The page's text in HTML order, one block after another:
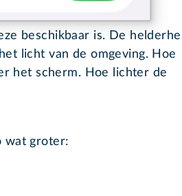
beschikbaar is. De
licht van de omgeving. Hoe
het scherm. Hoe lichter de
wat groter: